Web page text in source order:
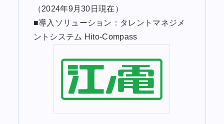
（2024年9月30日現在）
■導入ソリューション：タレントマネジメ
ントシステム Hito-Compass